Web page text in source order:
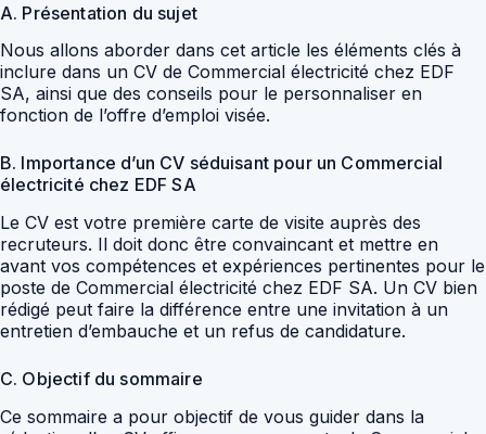
A. Présentation du sujet
Nous allons aborder dans cet article les éléments clés à
inclure dans un CV de Commercial électricité chez EDF
SA, ainsi que des conseils pour le personnaliser en
fonction de l’offre d’emploi visée.
B. Importance d’un CV séduisant pour un Commercial
électricité chez EDF SA
Le CV est votre première carte de visite auprès des
recruteurs. Il doit donc être convaincant et mettre en
avant vos compétences et expériences pertinentes pour le
poste de Commercial électricité chez EDF SA. Un CV bien
rédigé peut faire la différence entre une invitation à un
entretien d’embauche et un refus de candidature.
C. Objectif du sommaire
Ce sommaire a pour objectif de vous guider dans la